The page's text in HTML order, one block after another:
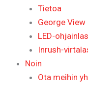
Tietoa
George View
LED-
Inrush-
Noin
Ota meihin